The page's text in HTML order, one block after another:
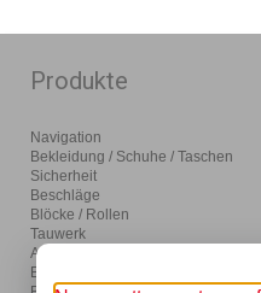
Produkte
Navigation
Bekleidung / Schuhe / Taschen
Sicherheit
Beschläge
Blöcke / Rollen
Tauwerk
Anlegen / Ankern / Motoren
Einrichtung